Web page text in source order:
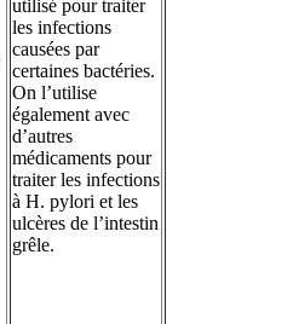
utilisé pour traiter
les infections
causées par
certaines bactéries.
On l’utilise
également avec
d’autres
médicaments pour
traiter les infections
à H. pylori et les
ulcères de l’intestin
grêle.